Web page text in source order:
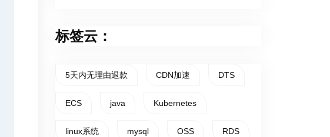
标签云：
5天内无理由退款 CDN加速 DTS
ECS java Kubernetes
linux系统 mysql OSS RDS